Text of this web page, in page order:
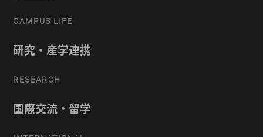
CAMPUS LIFE
研究・産学連携
RESEARCH
国際交流・留学